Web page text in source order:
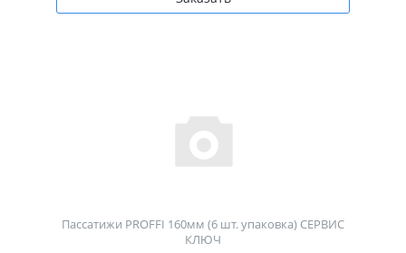
Пассатижи PROFFI 160мм (6 шт. упаковка) СЕРВИС
КЛЮЧ